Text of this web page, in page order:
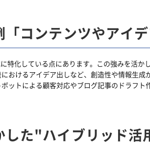
コンテンツやアイ
特化している点にあります。この強みを活
おけるアイデア出しなど、創造性や情報生成
ットによる顧客対応やブログ記事のドラフ
した"ハイブリッド活